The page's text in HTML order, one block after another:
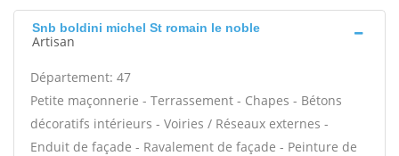
Snb boldini michel St romain le noble
Artisan
Département: 47
Petite maçonnerie - Terrassement - Chapes - Bétons
décoratifs intérieurs - Voiries / Réseaux externes -
Enduit de façade - Ravalement de façade - Peinture de